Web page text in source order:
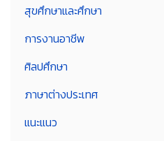
สุขศึกษาและศึกษา
การงานอาชีพ
ศิลปศึกษา
ภาษาต่างประเทศ
แนะแนว